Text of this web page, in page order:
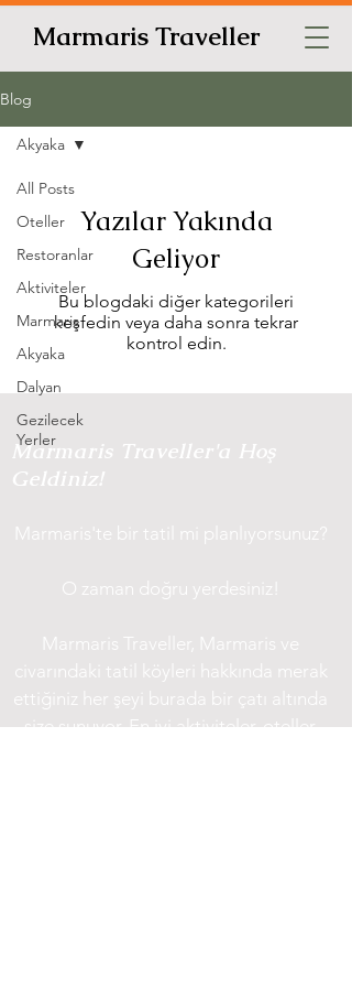
Marmaris Traveller
Blog
All Posts
Oteller
Restoranlar
Aktiviteler
Marmaris
Akyaka
Dalyan
Gezilecek
Yerler
Akyaka
Yazılar Yakında
Geliyor
Bu blogdaki diğer kategorileri
keşfedin veya daha sonra tekrar
kontrol edin.
Marmaris Traveller'a Hoş
Geldiniz!
Marmaris'te bir tatil mi planlıyorsunuz?
O zaman doğru yerdesiniz!
Marmaris Traveller, Marmaris ve
civarındaki tatil köyleri hakkında merak
ettiğiniz her şeyi burada bir çatı altında
size sunuyor. En iyi aktiviteler, oteller,